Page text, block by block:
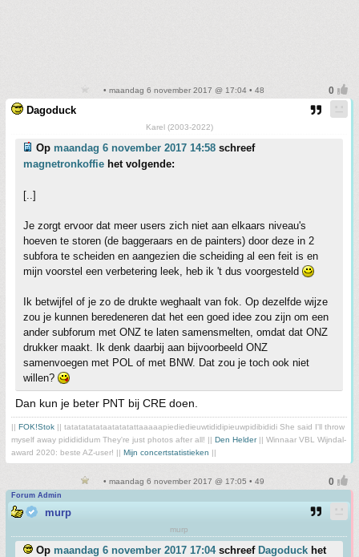
• maandag 6 november 2017 @ 17:04 • 48
Dagoduck
Karel (2003-2022)
Op maandag 6 november 2017 14:58 schreef
magnetronkoffie het volgende:
[..]
Je zorgt ervoor dat meer users zich niet aan elkaars niveau's
hoeven te storen (de baggeraars en de painters) door deze in 2
subfora te scheiden en aangezien die scheiding al een feit is en
mijn voorstel een verbetering leek, heb ik 't dus voorgesteld
Ik betwijfel of je zo de drukte weghaalt van fok. Op dezelfde wijze
zou je kunnen beredeneren dat het een goed idee zou zijn om een
ander subforum met ONZ te laten samensmelten, omdat dat ONZ
drukker maakt. Ik denk daarbij aan bijvoorbeeld ONZ
samenvoegen met POL of met BNW. Dat zou je toch ook niet
willen?
Dan kun je beter PNT bij CRE doen.
|| FOK!Stok || tatatatatataatatatattaaaaapiediedieuwtididipieuwpidibididi She said I'll throw
myself away pididididum They're just photos after all! || Den Helder|| Winnaar VBL Wijndal-
award 2020: beste AZ-user! || Mijn concertstatistieken ||
• maandag 6 november 2017 @ 17:05 • 49
Forum Admin
murp
murp
Op maandag 6 november 2017 17:04schreef Dagoduck het